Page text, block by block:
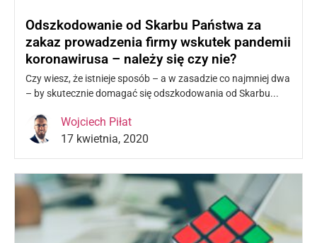
Odszkodowanie od Skarbu Państwa za
zakaz prowadzenia firmy wskutek pandemii
koronawirusa – należy się czy nie?
Czy wiesz, że istnieje sposób – a w zasadzie co najmniej dwa
– by skutecznie domagać się odszkodowania od Skarbu...
Wojciech Piłat
17 kwietnia, 2020